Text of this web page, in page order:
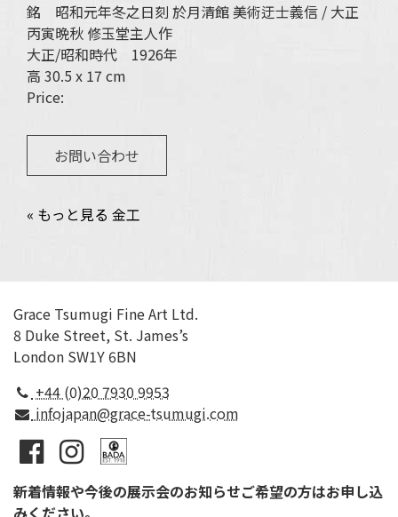
銘 昭和元年冬之日刻 於月清館 美術迂士義信 / 大正
丙寅晩秋 修玉堂主人作
大正/昭和時代 1926年
高 30.5 x 17 cm
Price:
お問い合わせ
« もっと見る 金工
Grace Tsumugi Fine Art Ltd.
8 Duke Street, St. James’s
London SW1Y 6BN
+44 (0)20 7930 9953
infojapan@grace-tsumugi.com
新着情報や今後の展示会のお知らせご希望の方はお申し込
みください。